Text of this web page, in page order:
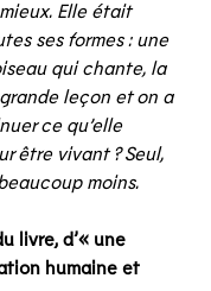
Elle était
ses formes : une
qui chante, la
leçon et on a
ce qu’elle
être vivant ? Seul,
moins.
livre, d’« une
humaine et